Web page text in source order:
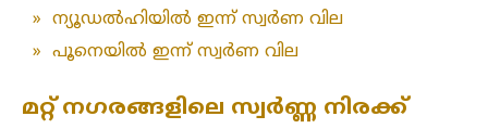
» ന്യൂഡൽഹിയിൽ ഇന്ന് സ്വർണ വില
» പൂനെയിൽ ഇന്ന് സ്വർണ വില
മറ്റ് നഗരങ്ങളിലെ സ്വർണ്ണ നിരക്ക്